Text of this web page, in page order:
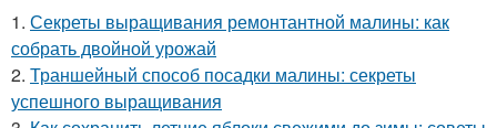
1. Секреты выращивания ремонтантной малины: как
собрать двойной урожай
2. Траншейный способ посадки малины: секреты
успешного выращивания